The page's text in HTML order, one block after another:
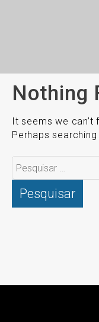
Nothing
It seems we can’t
Perhaps
Pesquisar
por: